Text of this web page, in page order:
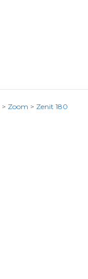
> Zoom > Zenit 180